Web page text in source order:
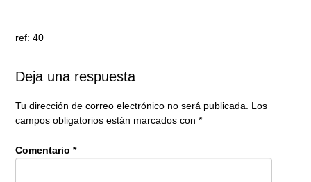
ref: 40
Deja una respuesta
Tu dirección de correo electrónico no será publicada.
Los
campos obligatorios están marcados con *
Comentario *